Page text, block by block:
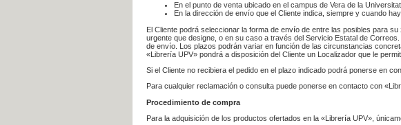
En el punto de venta ubicado en el campus de Vera de la
En la dirección de envío que el Cliente indica, siempre y cuando
El Cliente podrá seleccionar la forma de envío de entre las posibles para
urgente que designe, o en su caso a través del Servicio Estatal de
de envío. Los plazos podrán variar en función de las circunstancias
«Librería UPV» pondrá a disposición del Cliente un Localizador que le
Si el Cliente no recibiera el pedido en el plazo indicado podrá ponerse en
Para cualquier reclamación o consulta puede ponerse en contacto con
Procedimiento de compra
Para la adquisición de los productos ofertados en la «Librería UPV»,